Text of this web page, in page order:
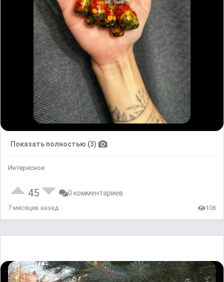
Показать полностью (3)
Интересное
45 0 комментариев
7 месяцев назад 106